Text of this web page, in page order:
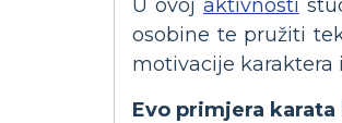
U ovoj aktivnosti
osobine te pružiti
motivacije
Evo primjera karata